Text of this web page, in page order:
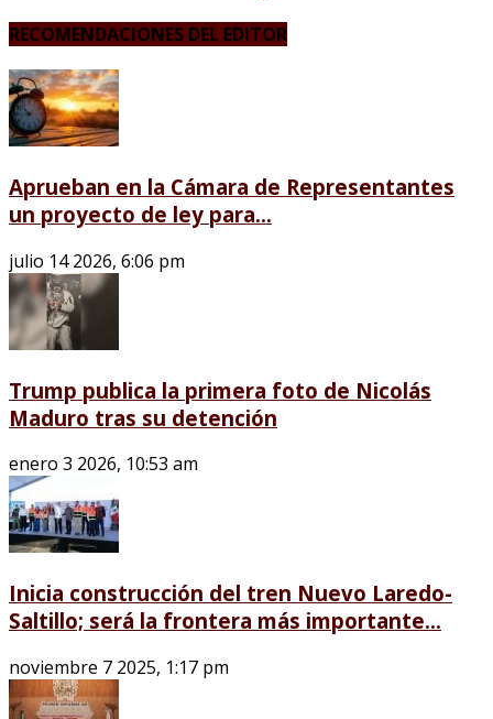
RECOMENDACIONES DEL EDITOR
Aprueban en la Cámara de Representantes
un proyecto de ley para...
julio 14 2026, 6:06 pm
Trump publica la primera foto de Nicolás
Maduro tras su detención
enero 3 2026, 10:53 am
Inicia construcción del tren Nuevo Laredo-
Saltillo; será la frontera más importante...
noviembre 7 2025, 1:17 pm